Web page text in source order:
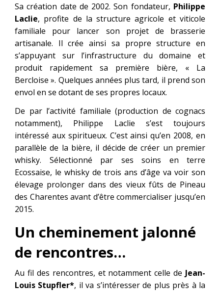
Sa création date de 2002. Son fondateur, Philippe
Laclie, profite de la structure agricole et viticole
familiale pour lancer son projet de brasserie
artisanale. Il crée ainsi sa propre structure en
s’appuyant sur l’infrastructure du domaine et
produit rapidement sa première bière, « La
Bercloise ». Quelques années plus tard, il prend son
envol en se dotant de ses propres locaux.
De par l’activité familiale (production de cognacs
notamment), Philippe Laclie s’est toujours
intéressé aux spiritueux. C’est ainsi qu’en 2008, en
parallèle de la bière, il décide de créer un premier
whisky. Sélectionné par ses soins en terre
Ecossaise, le whisky de trois ans d’âge va voir son
élevage prolonger dans des vieux fûts de Pineau
des Charentes avant d’être commercialiser jusqu’en
2015.
Un cheminement jalonné
de rencontres…
Au fil des rencontres, et notamment celle de Jean-
Louis Stupfler*, il va s’intéresser de plus près à la